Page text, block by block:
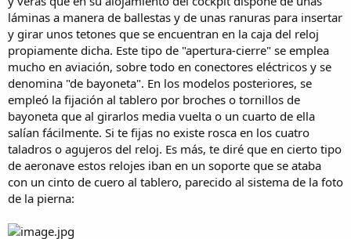
láminas a manera de ballestas y de unas ranuras para insertar
y girar unos tetones que se encuentran en la caja del reloj
propiamente dicha. Este tipo de "apertura-cierre" se emplea
mucho en aviación, sobre todo en conectores eléctricos y se
denomina "de bayoneta". En los modelos posteriores, se
empleó la fijación al tablero por broches o tornillos de
bayoneta que al girarlos media vuelta o un cuarto de ella
salían fácilmente. Si te fijas no existe rosca en los cuatro
taladros o agujeros del reloj. Es más, te diré que en cierto tipo
de aeronave estos relojes iban en un soporte que se ataba
con un cinto de cuero al tablero, parecido al sistema de la foto
de la pierna: